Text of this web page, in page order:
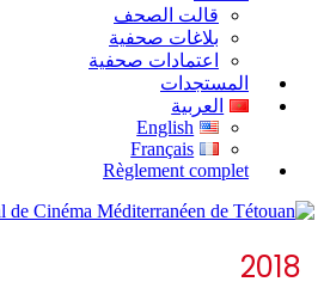
قالت الصحف
بلاغات صحفية
اعتمادات صحفية
المستجدات
العربية
English
Français
Règlement complet
2018